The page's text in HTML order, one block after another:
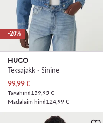
-20%
HUGO
Teksajakk · Sinine
Praegune hind
99,99€
Tavahind159,95 €
Madalaim hind124,99 €